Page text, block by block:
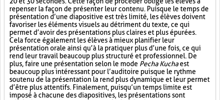
repenser la façon de présenter leur contenu. Puisque le temps de
présentation d’une diapositive est très limité, les élèves doivent
favoriser les éléments visuels au détriment du texte, ce qui
permet d’avoir des présentations plus claires et plus épurées.
Cela force également les élèves à mieux planifier leur
présentation orale ainsi qu’à la pratiquer plus d’une fois, ce qui
rend leur travail beaucoup plus structuré et professionnel. De
plus, faire une présentation selon le mode Pecha Kuchaest
beaucoup plus intéressant pour l’auditoire puisque le rythme
soutenu de la présentation la rend plus dynamique et leur permet
d’être plus attentifs. Finalement, puisqu’un temps limite est
imposé à chacune des diapositives, les présentations sont